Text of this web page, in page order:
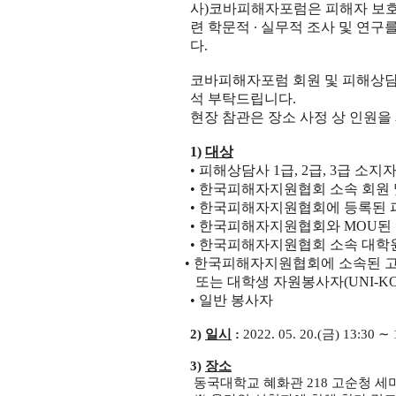
사)코바피해자포럼은 피해자 보
련 학문적 · 실무적 조사 및 연
다.
코바피해자포럼 회원 및 피해상
석 부탁드립니다.
현장 참관은 장소 사정 상 인원
1) 대상
• 피해상담사 1 급, 2급, 3급 소지
• 한국피해자지원협회 소속 회원
• 한국피해자지원협회에 등록된
• 한국피해자지원협회와 MOU된
• 한국피해자지원협회 소속 대학
• 한국피해자지원협회에 소속된
또는 대학생 자원봉사자(UNI-
• 일반 봉사자
2) 일시 : 2022. 05. 20.(금) 13:30 ∼
3) 장소
동국대학교 혜화관 218 고순청 세